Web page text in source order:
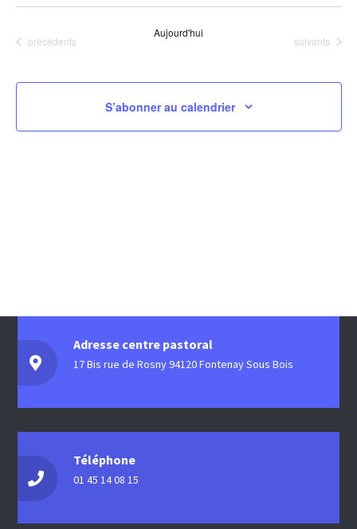
Évènements
précédents
Aujourd'hui
Évènements
suivants
S’abonner au calendrier
Adresse centre pastoral
17 Bis rue de Rosny 94120 Fontenay Sous Bois
Téléphone
01 45 14 08 15